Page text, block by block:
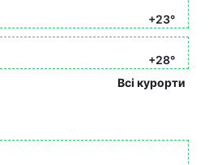
+23°
+28°
Всі курорти